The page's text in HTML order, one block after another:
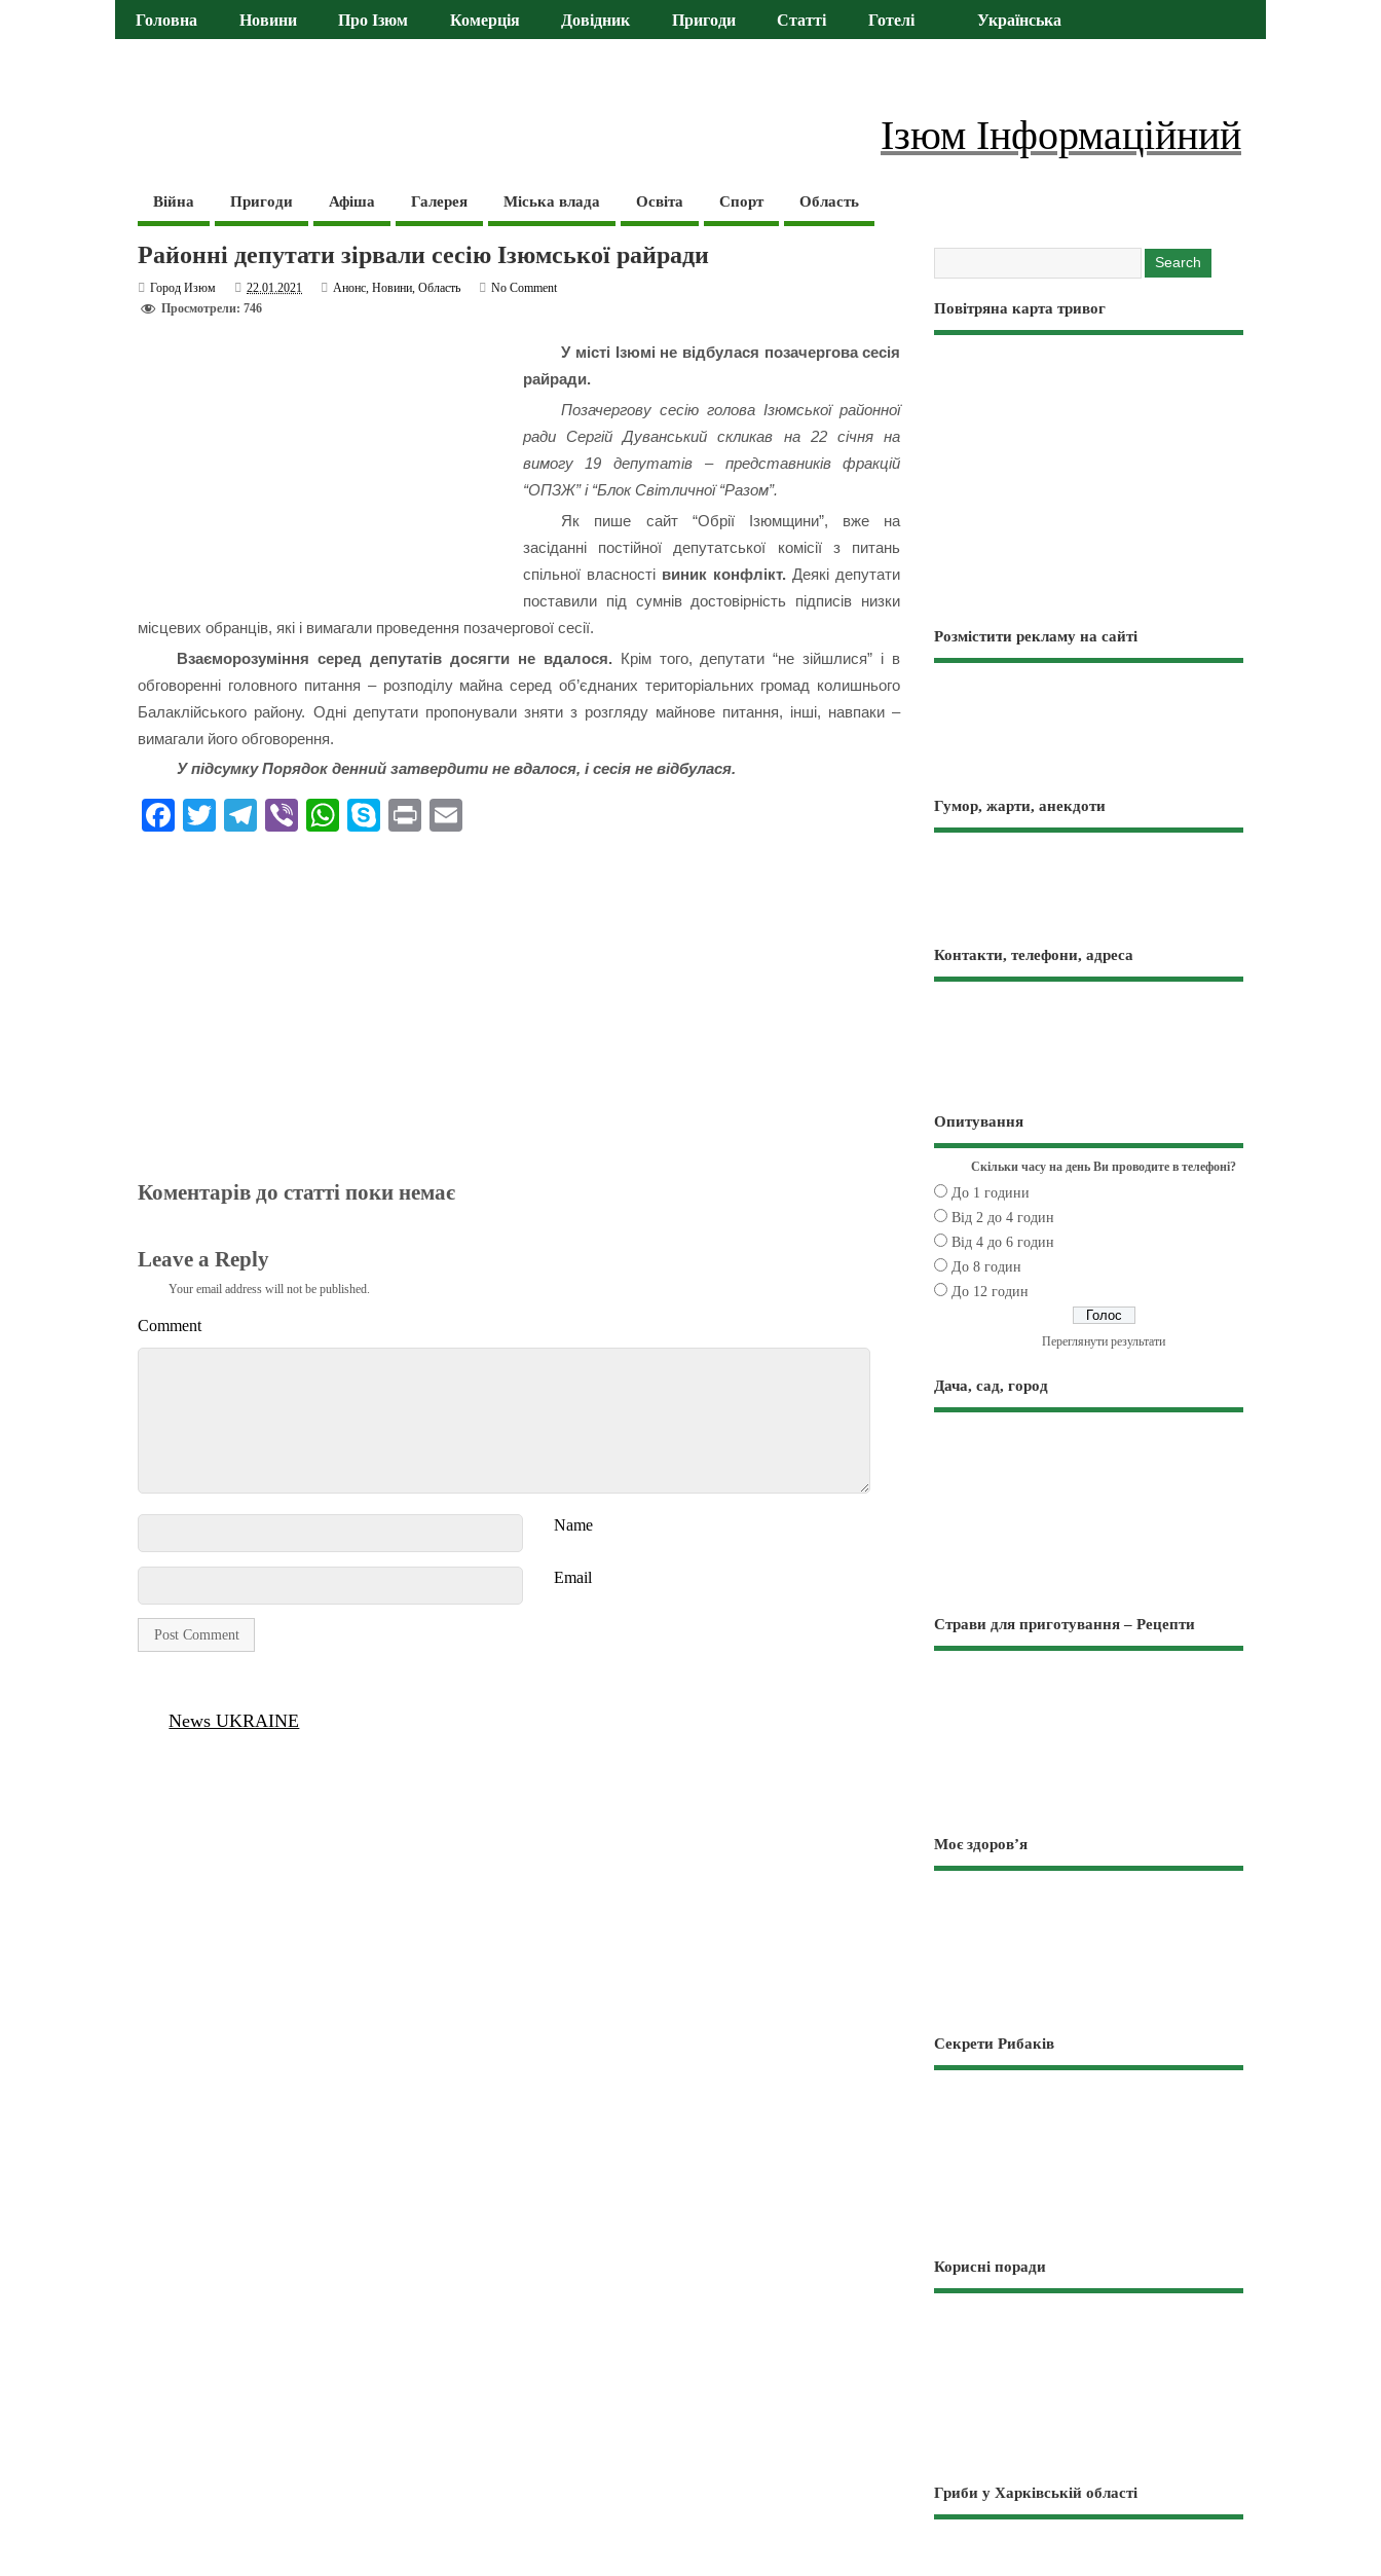
Головна Новини Про Ізюм Комерція Довідник Пригоди Статті Готелі Українська
Ізюм Інформаційний
Війна Пригоди Афіша Галерея Міська влада Освіта Спорт Область
Районні депутати зірвали сесію Ізюмської райради
Город Изюм 22.01.2021 Анонс,Новини,Область
No Comment
Просмотрели: 746
У місті Ізюмі не відбулася позачергова сесія
райради.
Позачергову сесію голова Ізюмської районної
ради Сергій Дуванський скликав на 22 січня на
вимогу 19 депутатів – представників фракцій
“ОПЗЖ” і “Блок Світличної “Разом”.
Як пише сайт “Обрії Ізюмщини”, вже на
засіданні постійної депутатської комісії з питань
спільної власностівиник конфлікт. Деякі депутати
поставили під сумнів достовірність підписів низки
місцевих обранців, які і вимагали проведення позачергової сесії.
Взаєморозуміння серед депутатів досягти не вдалося.Крім того, депутати “не зійшлися” і в
обговоренні головного питання – розподілу майна серед об’єднаних територіальних громад колишнього
Балаклійського району. Одні депутати пропонували зняти з розгляду майнове питання, інші, навпаки –
вимагали його обговорення.
У підсумку Порядок денний затвердити не вдалося, і сесія не відбулася.
Fa T
Te Vi
W
S
Pr
Коментарів до статті поки немає
Leave a Reply
Your email address will not be published.
Comment
Name
Email
News UKRAINE
Повітряна карта тривог
Розмістити рекламу на сайті
Гумор, жарти, анекдоти
Контакти, телефони, адреса
Опитування
Скільки часу на день Ви проводите в телефоні?
До 1 години
Від 2 до 4 годин
Від 4 до 6 годин
До 8 годин
До 12 годин
Переглянути результати
Дача, сад, город
Страви для приготування – Рецепти
Моє здоров’я
Секрети Рибаків
Корисні поради
Гриби у Харківській області